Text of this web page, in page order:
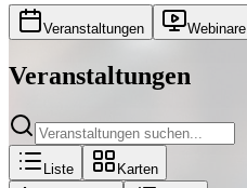
Veranstaltungen Webinare
Veranstaltungen
Liste Karten